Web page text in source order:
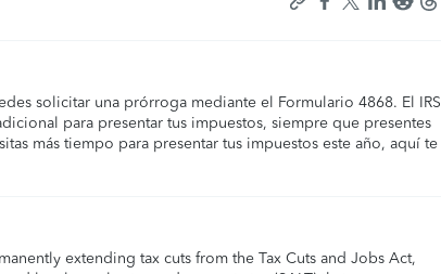
solicitar una prórroga mediante el Formulario 4868. El IRS
para presentar tus impuestos, siempre que presentes
más tiempo para presentar tus impuestos este año, aquí te
extending tax cuts from the Tax Cuts and Jobs Act,